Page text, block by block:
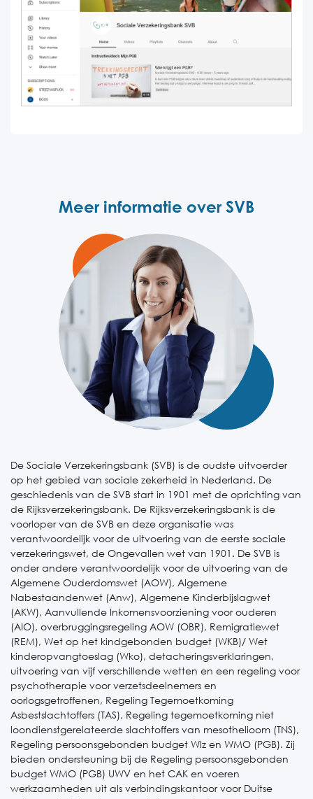
Meer informatie over SVB
De Sociale Verzekeringsbank (SVB) is de oudste uitvoerder
op het gebied van sociale zekerheid in Nederland. De
geschiedenis van de SVB start in 1901 met de oprichting van
de Rijksverzekeringsbank. De Rijksverzekeringsbank is de
voorloper van de SVB en deze organisatie was
verantwoordelijk voor de uitvoering van de eerste sociale
verzekeringswet, de Ongevallen wet van 1901. De SVB is
onder andere verantwoordelijk voor de uitvoering van de
Algemene Ouderdomswet (AOW), Algemene
Nabestaandenwet (Anw), Algemene Kinderbijslagwet
(AKW), Aanvullende Inkomensvoorziening voor ouderen
(AIO), overbruggingsregeling AOW (OBR), Remigratiewet
(REM), Wet op het kindgebonden budget (WKB)/ Wet
kinderopvangtoeslag (Wko), detacheringsverklaringen,
uitvoering van vijf verschillende wetten en een regeling voor
psychotherapie voor verzetsdeelnemers en
oorlogsgetroffenen, Regeling Tegemoetkoming
Asbestslachtoffers (TAS), Regeling tegemoetkoming niet
loondienstgerelateerde slachtoffers van mesothelioom (TNS),
Regeling persoonsgebonden budget Wlz en WMO (PGB). Zij
bieden ondersteuning bij de Regeling persoonsgebonden
budget WMO (PGB) UWV en het CAK en voeren
werkzaamheden uit als verbindingskantoor voor Duitse